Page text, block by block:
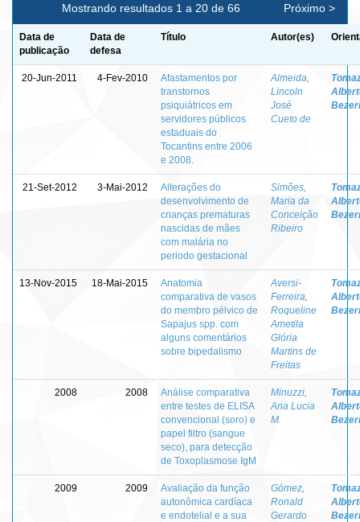
Mostrando resultados 1 a 20 de 66 Próximo >
Data de
publicação
Data de
defesa
Título Autor(es)
20-Jun-2011 4-Fev-2010
Afastamentos por
transtornos
psiquiátricos em
servidores públicos
estaduais do
Tocantins entre 2006
e 2008.
Almeida,
Lincoln
José
Cueto de
21-Set-2012 3-Mai-2012
Alterações do
desenvolvimento de
crianças prematuras
nascidas de mães
com malária no
periodo gestacional
Simões,
Maria da
Conceição
Ribeiro
13-Nov-2015 18-Mai-2015
Anatomia
comparativa de vasos
do membro pélvico de
Sapajus spp. com
alguns comentários
sobre bipedalismo
Aversi-
Ferreira,
Roqueline
Ametila
Glória
Martins de
Freitas
2008 2008
Análise comparativa
entre testes de ELISA
convencional (soro) e
papel filtro (sangue
seco), para detecção
de Toxoplasmose IgM
Minuzzi,
Ana Lucia
M.
2009 2009
Avaliação da função
autonômica cardíaca
e endotelial e a sua
Gómez,
Ronald
Gerardo